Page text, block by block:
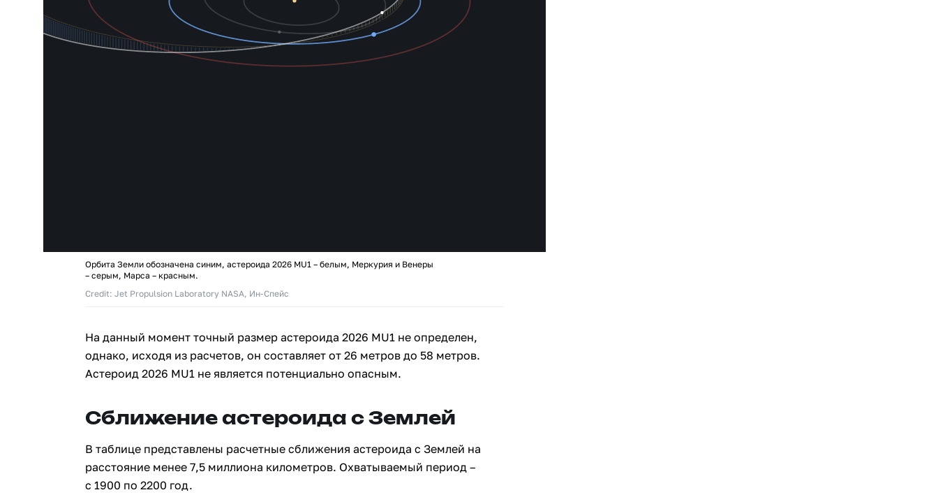
Орбита Земли обозначена синим, астероида 2026 MU1 – белым, Меркурия и Венеры
– серым, Марса – красным.
Credit: Jet Propulsion Laboratory NASA, Ин-Спейс
На данный момент точный размер астероида 2026 MU1 не определен,
однако, исходя из расчетов, он составляет от 26 метров до 58 метров.
Астероид 2026 MU1 не является потенциально опасным.
Сближение астероида с Землей
В таблице представлены расчетные сближения астероида с Землей на
расстояние менее 7,5 миллиона километров. Охватываемый период –
с 1900 по 2200 год.